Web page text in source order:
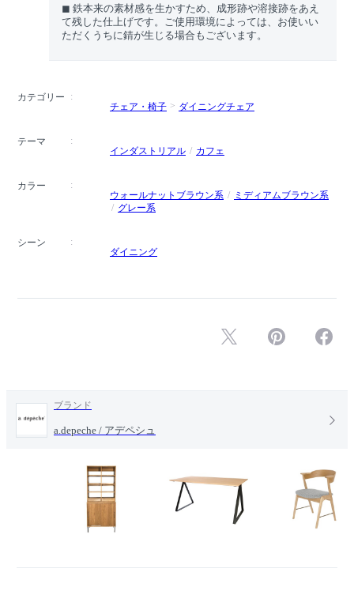
◼︎ 鉄本来の素材感を生かすため、成形跡や溶接跡をあえ
て残した仕上げです。ご使用環境によっては、お使いい
ただくうちに錆が生じる場合もございます。
カテゴリー
チェア・椅子
ダイニングチェア
テーマ
インダストリアル
カフェ
カラー
ウォールナットブラウン系
ミディアムブラウン系
グレー系
シーン
ダイニング
ブランド
a.depeche / アデペシュ